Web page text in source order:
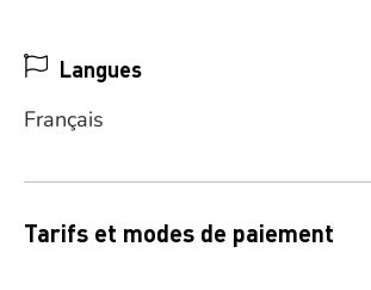
Langues
Français
Tarifs et modes de paiement